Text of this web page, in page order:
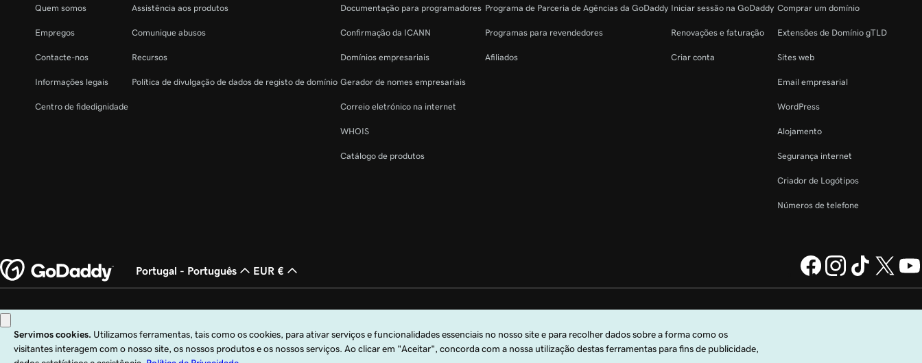
Quem somos
Empregos
Contacte-nos
Informações legais
Centro de fidedignidade
Assistência aos produtos
Comunique abusos
Recursos
Política de divulgação de dados de registo de domínio
Documentação para programadores
Confirmação da ICANN
Domínios empresariais
Gerador de nomes empresariais
Correio eletrónico na internet
WHOIS
Catálogo de produtos
Programa de Parceria de Agências da GoDaddy
Programas para revendedores
Afiliados
Iniciar sessão na GoDaddy
Renovações e faturação
Criar conta
Comprar um domínio
Extensões de Domínio gTLD
Sites web
Email empresarial
WordPress
Alojamento
Segurança internet
Criador de Logótipos
Números de telefone
Portugal - Português EUR €
Não autorizo a venda das minhas informações pessoais
Copyright © 1999 – 2026 GoDaddy Operating Company, LLC. Todos os direitos reservados. A marca nominativa GoDaddy é uma marca comercial registada da GoDaddy
Operating Company, LLC nos EUA e noutros países. O logótipo "GO" é uma marca comercial registada da GoDaddy.com, LLC nos EUA.
A utilização deste site está sujeita às condições de utilização expressas. Ao utilizar este site, confirma que aceita vincular-se às presentes Condições de Serviço Universais